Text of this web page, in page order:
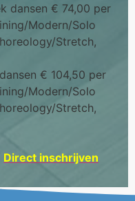
dansen € 74,00 per
Modern/Solo
Stretch,
€ 104,50 per
Modern/Solo
Stretch,
Direct inschrijven